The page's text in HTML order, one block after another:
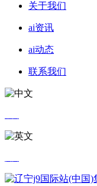
关于我们
ai资讯
ai动态
联系我们